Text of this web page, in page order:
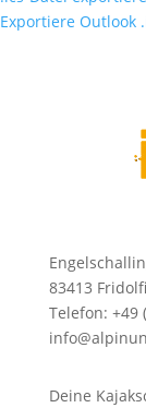
Exportiere Outlook
83413
Telefon: +49
Deine